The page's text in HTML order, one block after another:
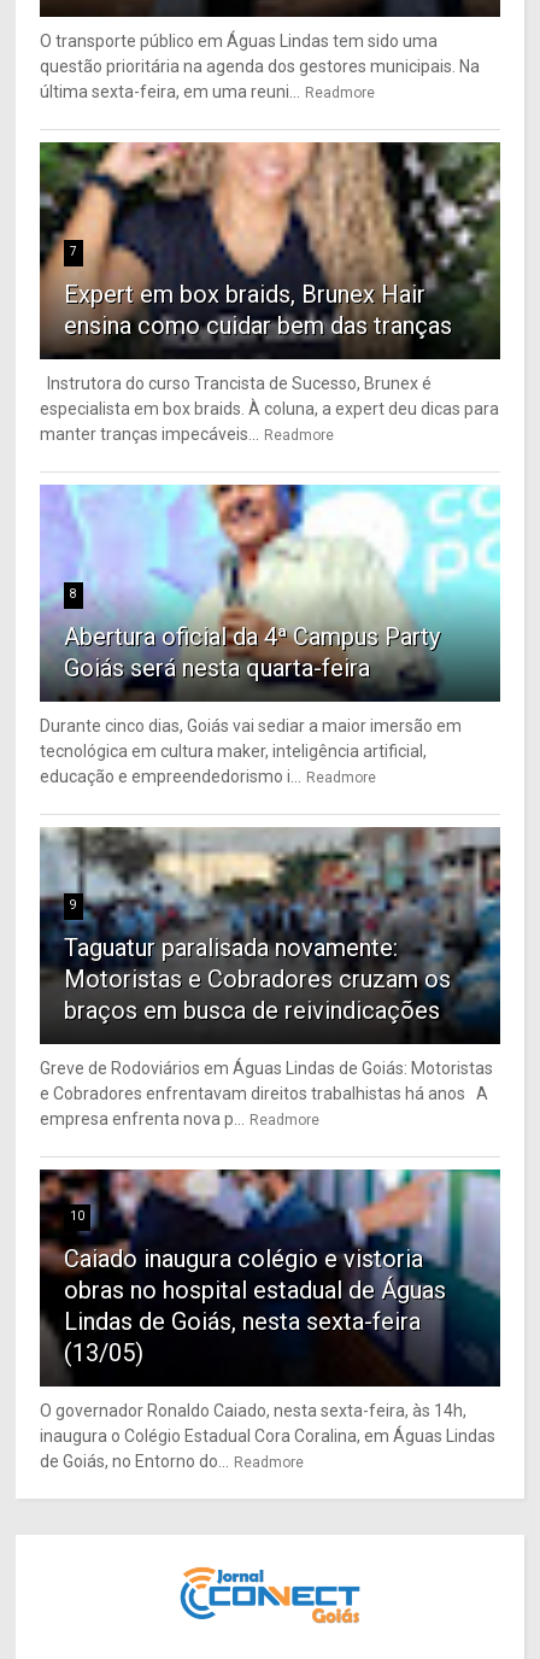
O transporte público em Águas Lindas tem sido uma
questão prioritária na agenda dos gestores municipais. Na
última sexta-feira, em uma reuni... Readmore
7
Expert em box braids, Brunex Hair
ensina como cuidar bem das tranças
Instrutora do curso Trancista de Sucesso, Brunex é
especialista em box braids. À coluna, a expert deu dicas para
manter tranças impecáveis... Readmore
8
Abertura oficial da 4ª Campus Party
Goiás será nesta quarta-feira
Durante cinco dias, Goiás vai sediar a maior imersão em
tecnológica em cultura maker, inteligência artificial,
educação e empreendedorismo i... Readmore
9
Taguatur paralisada novamente:
Motoristas e Cobradores cruzam os
braços em busca de reivindicações
Greve de Rodoviários em Águas Lindas de Goiás: Motoristas
e Cobradores enfrentavam direitos trabalhistas há anos A
empresa enfrenta nova p... Readmore
10
Caiado inaugura colégio e vistoria
obras no hospital estadual de Águas
Lindas de Goiás, nesta sexta-feira
(13/05)
O governador Ronaldo Caiado, nesta sexta-feira, às 14h,
inaugura o Colégio Estadual Cora Coralina, em Águas Lindas
de Goiás, no Entorno do... Readmore